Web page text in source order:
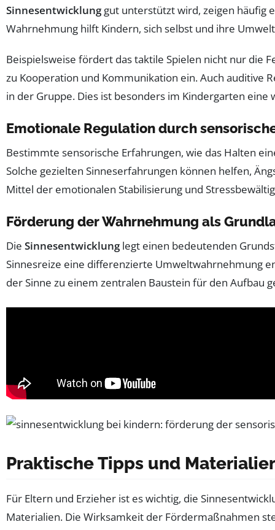
Sinnesentwicklunggut unterstützt wird, zeigen häufig
Wahrnehmung hilft Kindern, sich selbst und ihre
Beispielsweise fördert das taktile Spielen nicht nur die
zu Kooperation und Kommunikation ein. Auch auditive
in der Gruppe. Dies ist besonders im Kindergarten
Emotionale Regulation durch
Bestimmte sensorische Erfahrungen, wie das Halten
Solche gezielten Sinneserfahrungen können helfen,
Mittel der emotionalen Stabilisierung und
Förderung der Wahrnehmung als
Die Sinnesentwicklunglegt einen bedeutenden
Sinnesreize eine differenzierte Umweltwahrnehmung
der Sinne zu einem zentralen Baustein für den Aufbau
Praktische Tipps und
Für Eltern und Erzieher ist es wichtig, die
Materialien. Die Wirksamkeit der Fördermaßnahmen